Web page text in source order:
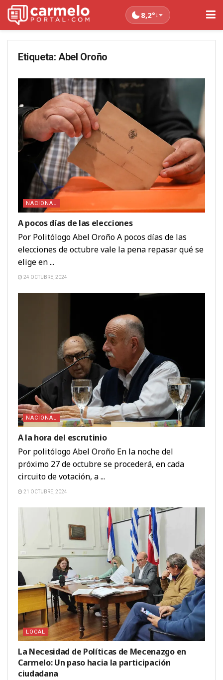
8,2°↓
Etiqueta: Abel Oroño
NACIONAL
A pocos días de las elecciones
Por Politólogo Abel Oroño A pocos días de las
elecciones de octubre vale la pena repasar qué se
elige en ...
24 OCTUBRE, 2024
NACIONAL
A la hora del escrutinio
Por politólogo Abel Oroño En la noche del
próximo 27 de octubre se procederá, en cada
circuito de votación, a ...
21 OCTUBRE, 2024
LOCAL
La Necesidad de Políticas de Mecenazgo en
Carmelo: Un paso hacia la participación
ciudadana